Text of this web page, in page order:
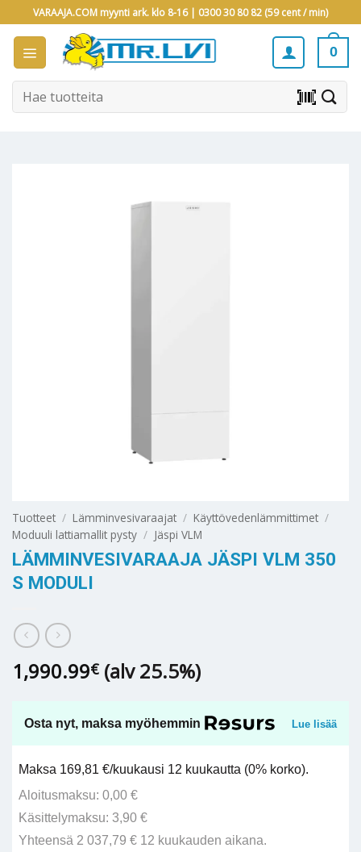
to
content
VARAAJA.COM myynti ark. klo 8-16 | 0300 30 80 82 (59 cent / min)
0
Etsi: barcode_scanner
Tuotteet / Lämminvesivaraajat / Käyttövedenlämmittimet /
Moduuli lattiamallit pysty / Jäspi VLM
LÄMMINVESIVARAAJA JÄSPI VLM 350
S MODULI
1,990.99€ (alv 25.5%)
Osta nyt, maksa myöhemmin Lue lisää
Maksa 169,81 €/kuukausi 12 kuukautta (0% korko).
Aloitusmaksu: 0,00 €
Käsittelymaksu: 3,90 €
Yhteensä 2 037,79 € 12 kuukauden aikana.